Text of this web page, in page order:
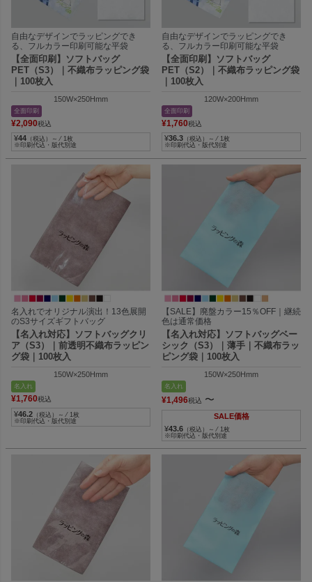
自由なデザインでラッピングでき
る、フルカラー印刷可能な平袋
【全面印刷】ソフトバッグ
PET（S3）｜不織布ラッピング袋
｜100枚入
150W×250Hmm
全面印刷
¥2,090税込
¥44 （税込）～ ⁄ 1枚
※印刷代込・版代別途
自由なデザインでラッピングでき
る、フルカラー印刷可能な平袋
【全面印刷】ソフトバッグ
PET（S2）｜不織布ラッピング袋
｜100枚入
120W×200Hmm
全面印刷
¥1,760税込
¥36.3 （税込）～ ⁄ 1枚
※印刷代込・版代別途
名入れでオリジナル演出！13色展開
のS3サイズギフトバッグ
【名入れ対応】ソフトバッグクリ
ア（S3）｜前透明不織布ラッピン
グ袋｜100枚入
150W×250Hmm
名入れ
¥1,760税込
¥46.2 （税込）～ ⁄ 1枚
※印刷代込・版代別途
【SALE】廃盤カラー15％OFF｜継続
色は通常価格
【名入れ対応】ソフトバッグベー
シック（S3）｜薄手｜不織布ラッ
ピング袋｜100枚入
150W×250Hmm
名入れ
¥1,496税込 〜
SALE価格
¥43.6 （税込）～ ⁄ 1枚
※印刷代込・版代別途